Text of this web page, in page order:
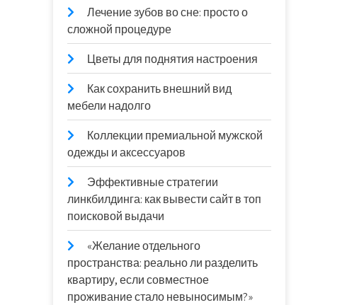
Лечение зубов во сне: просто о
сложной процедуре
Цветы для поднятия настроения
Как сохранить внешний вид
мебели надолго
Коллекции премиальной мужской
одежды и аксессуаров
Эффективные стратегии
линкбилдинга: как вывести сайт в топ
поисковой выдачи
«Желание отдельного
пространства: реально ли разделить
квартиру, если совместное
проживание стало невыносимым?»